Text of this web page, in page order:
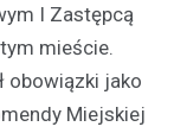
I Zastępcą
mieście.
obowiązki jako
Miejskiej